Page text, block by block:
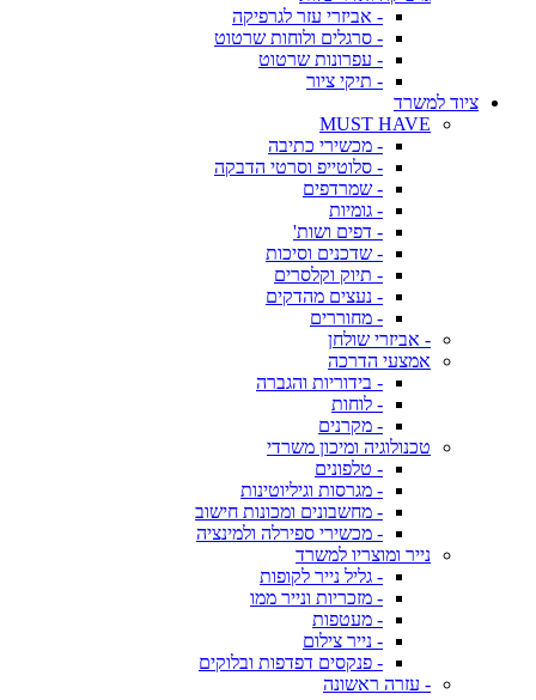
- אביזרי עזר לגרפיקה
- סרגלים ולוחות שרטוט
- עפרונות שרטוט
- תיקי ציור
ציוד למשרד
MUST HAVE
- מכשירי כתיבה
- סלוטייפ וסרטי הדבקה
- שמרדפים
- גומיות
- דפים ושות'
- שדכנים וסיכות
- תיוק וקלסרים
- נעצים מהדקים
- מחוררים
- אביזרי שולחן
אמצעי הדרכה
- בידוריות והגברה
- לוחות
- מקרנים
טכנולוגיה ומיכון משרדי
- טלפונים
- מגרסות וגיליוטינות
- מחשבונים ומכונות חישוב
- מכשירי ספירלה ולמינציה
נייר ומוצריו למשרד
- גליל נייר לקופות
- מזכריות ונייר ממו
- מעטפות
- נייר צילום
- פנקסים דפדפות ובלוקים
- עזרה ראשונה